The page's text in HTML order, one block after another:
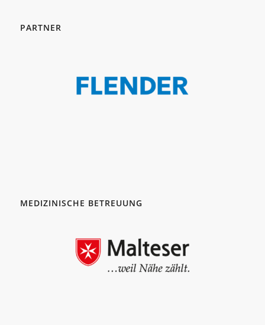
PARTNER
MEDIZINISCHE BETREUUNG